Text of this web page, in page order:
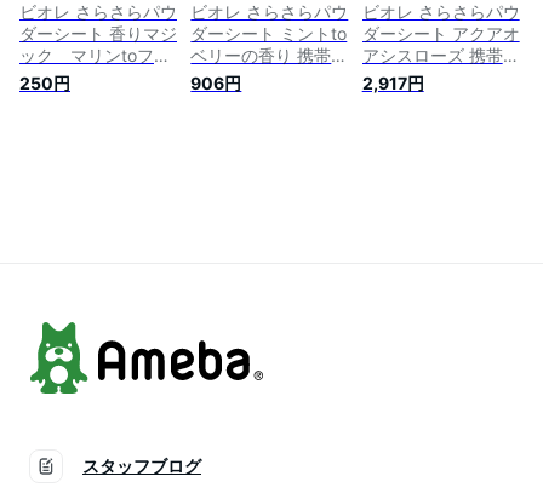
ビオレ さらさらパウ
ダーシート 香りマジ
ック マリンtoフロ
ーラルの香り 携帯
用 10枚
250円
ビオレ さらさらパウ
ダーシート ミントto
ベリーの香り 携帯用
(10枚入*3コセット)
【ビオレさらさらパ
906円
ビオレ さらさらパウ
ダーシート アクアオ
アシスローズ 携帯用
10枚×12個
2,917円
スタッフブログ